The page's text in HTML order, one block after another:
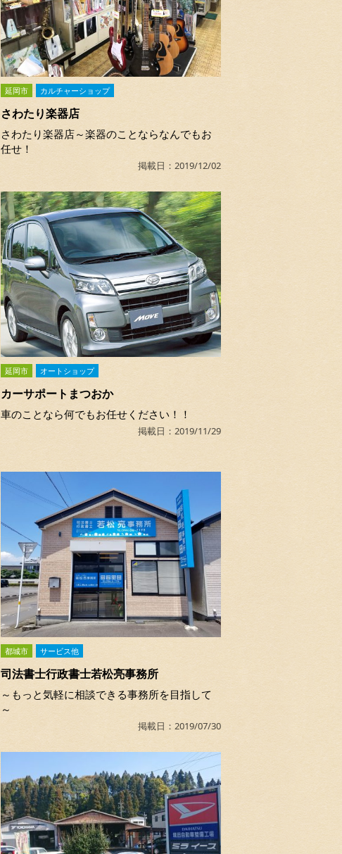
延岡市 カルチャーショップ
さわたり楽器店
さわたり楽器店～楽器のことならなんでもお
任せ！
掲載日：2019/12/02
延岡市 オートショップ
カーサポートまつおか
車のことなら何でもお任せください！！
掲載日：2019/11/29
都城市 サービス他
司法書士行政書士若松亮事務所
～もっと気軽に相談できる事務所を目指して
～
掲載日：2019/07/30